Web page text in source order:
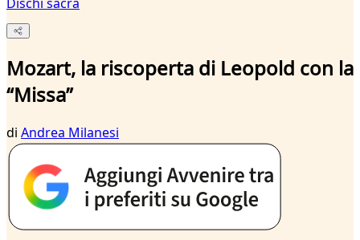
Mozart, la riscoperta di Leopold con la
“Missa”
di Andrea Milanesi